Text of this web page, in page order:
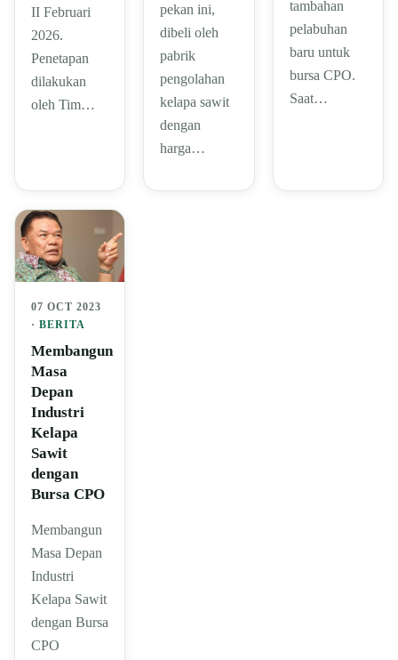
II Februari
2026.
Penetapan
dilakukan
oleh Tim…
pekan ini,
dibeli oleh
pabrik
pengolahan
kelapa sawit
dengan
harga…
tambahan
pelabuhan
baru untuk
bursa CPO.
Saat…
07 OCT 2023
· BERITA
Membangun
Masa
Depan
Industri
Kelapa
Sawit
dengan
Bursa CPO
Membangun
Masa Depan
Industri
Kelapa Sawit
dengan Bursa
CPO